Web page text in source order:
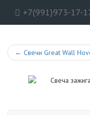
+7(991)973-17-
← Свечи Great Wall